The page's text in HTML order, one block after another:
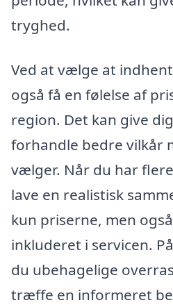
tryghed.
Ved at vælge at
også få en følelse af
region. Det kan give
forhandle bedre vilkår
vælger. Når du har
lave en realistisk
kun priserne, men
inkluderet i servicen.
du ubehagelige
træffe en informeret